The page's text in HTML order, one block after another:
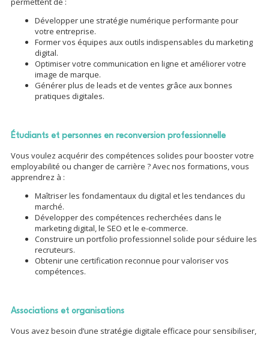
Développer une stratégie numérique performante pour
votre entreprise.
Former vos équipes aux outils indispensables du marketing
digital.
Optimiser votre communication en ligne et améliorer votre
image de marque.
Générer plus de leads et de ventes grâce aux bonnes
pratiques digitales.
Étudiants et personnes en reconversion professionnelle
Vous voulez acquérir des compétences solides pour booster votre
employabilité ou changer de carrière ? Avec nos formations, vous
apprendrez à :
Maîtriser les fondamentaux du digital et les tendances du
marché.
Développer des compétences recherchées dans le
marketing digital, le SEO et le e-commerce.
Construire un portfolio professionnel solide pour séduire les
recruteurs.
Obtenir une certification reconnue pour valoriser vos
compétences.
Associations et organisations
Vous avez besoin d’une stratégie digitale efficace pour sensibiliser,